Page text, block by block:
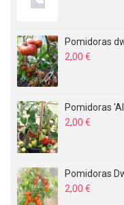
Pomidoras
2,00 €
Pomidoras
2,00 €
Pomidoras
2,00 €